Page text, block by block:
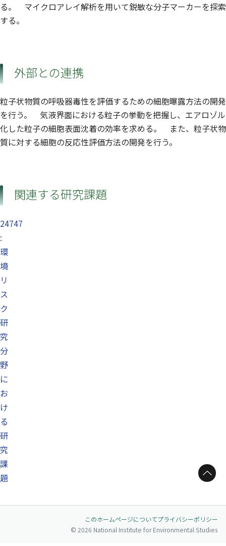
る。 マイクロアレイ解析を用いて鋭敏な分子マーカーを探索
する。
外部との連携
粒子状物質の呼吸器毒性を評価するための細胞曝露方法の開発
を行う。 気液界面における粒子の挙動を把握し、エアロゾル
化した粒子の細胞表面沈着の効率を求める。 また、粒子状物
質に対する細胞の反応性評価方法の開発を行う。
関連する研究課題
24747
:
環
境
リ
ス
ク
研
究
分
野
に
お
け
る
研
究
課
題
ページトップへ
このホームページについてプライバシーポリシー
© 2026 National Institute for Environmental Studies